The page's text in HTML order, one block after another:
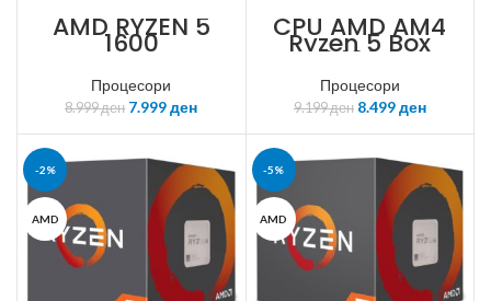
AMD RYZEN 5
1600
Процесори
8.999ден 7.999ден
CPU AMD AM4
Ryzen 5 Box
3400G
Процесори
9.199ден 8.499ден
-2%
AMD
-5%
AMD